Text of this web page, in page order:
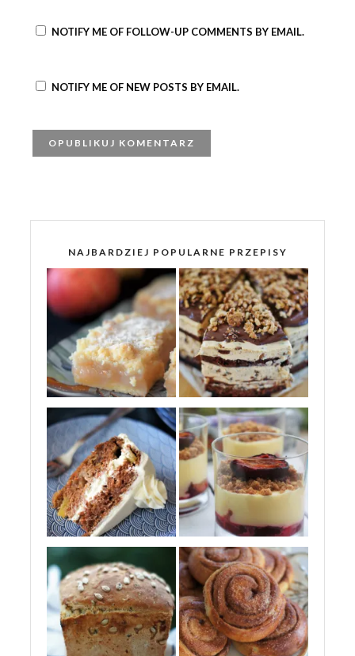
NOTIFY ME OF FOLLOW-UP COMMENTS BY EMAIL.
NOTIFY ME OF NEW POSTS BY EMAIL.
NAJBARDZIEJ POPULARNE PRZEPISY